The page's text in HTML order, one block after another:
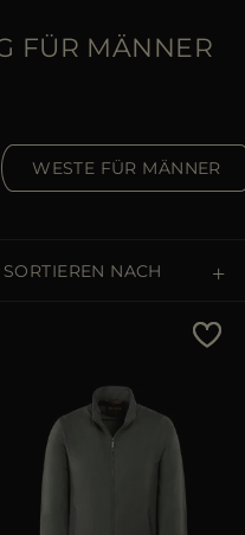
EN
DE
FÜR MÄNNER
WESTE FÜR MÄNNER
SORTIEREN NACH